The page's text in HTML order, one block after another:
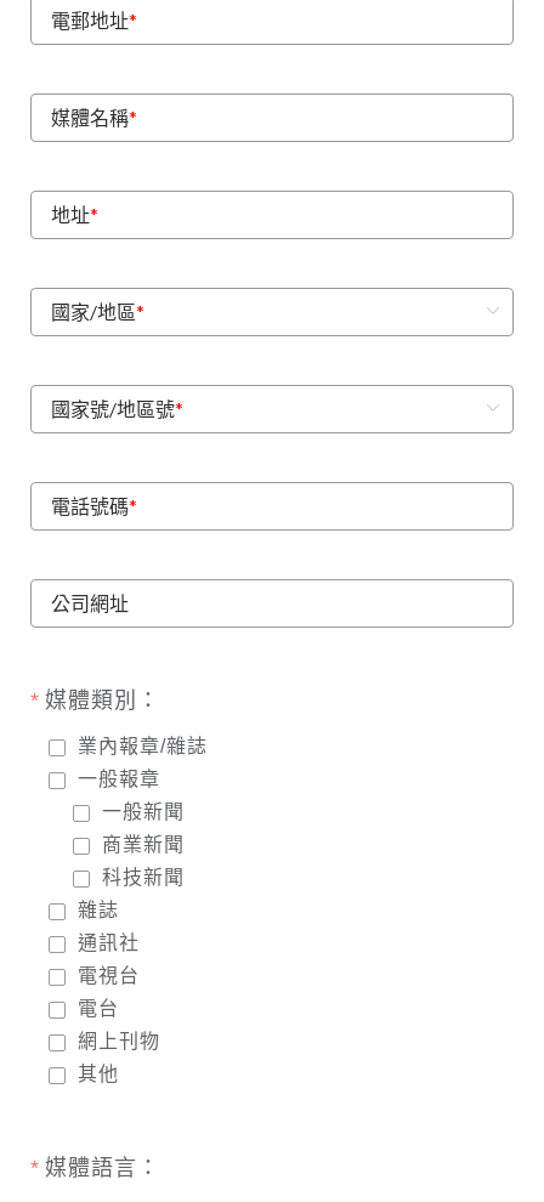
電郵地址*
媒體名稱*
地址*
國家/地區*
國家號/地區號*
電話號碼*
公司網址
媒體類別：
業內報章/雜誌
一般報章
一般新聞
商業新聞
科技新聞
雜誌
通訊社
電視台
電台
網上刊物
其他
媒體語言：